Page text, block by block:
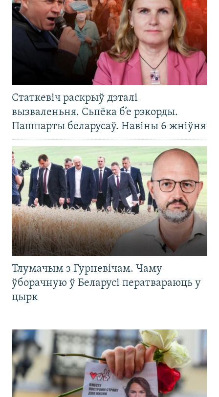
Статкевіч раскрыў дэталі
вызваленьня. Сьпёка б’е рэкорды.
Пашпарты беларусаў. Навіны 6 жніўня
Тлумачым з Гурневічам. Чаму
ўборачную ў Беларусі ператвараюць у
цырк